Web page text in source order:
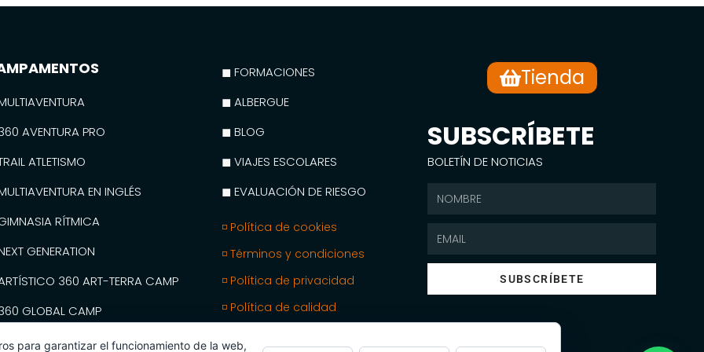
AVENTURA PRO
ATLETISMO
EN INGLÉS
RÍTMICA
GENERATION
360 ART-TERRA CAMP
GLOBAL CAMP
SPANISH CAMPS
◼ FORMACIONES
◼ ALBERGUE
◼ BLOG
◼ VIAJES ESCOLARES
◼ EVALUACIÓN DE RIESGO
◽ Política de cookies
◽ Términos y condiciones
◽ Política de privacidad
◽ Política de calidad
Tienda
SUBSCRÍBETE
BOLETÍN DE NOTICIAS
SUBSCRÍBETE
para garantizar el funcionamiento de la web,